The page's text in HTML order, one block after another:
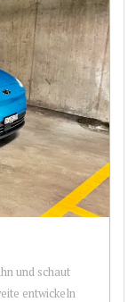
und schaut
entwickeln